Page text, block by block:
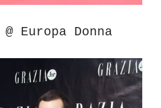
Europa Donna